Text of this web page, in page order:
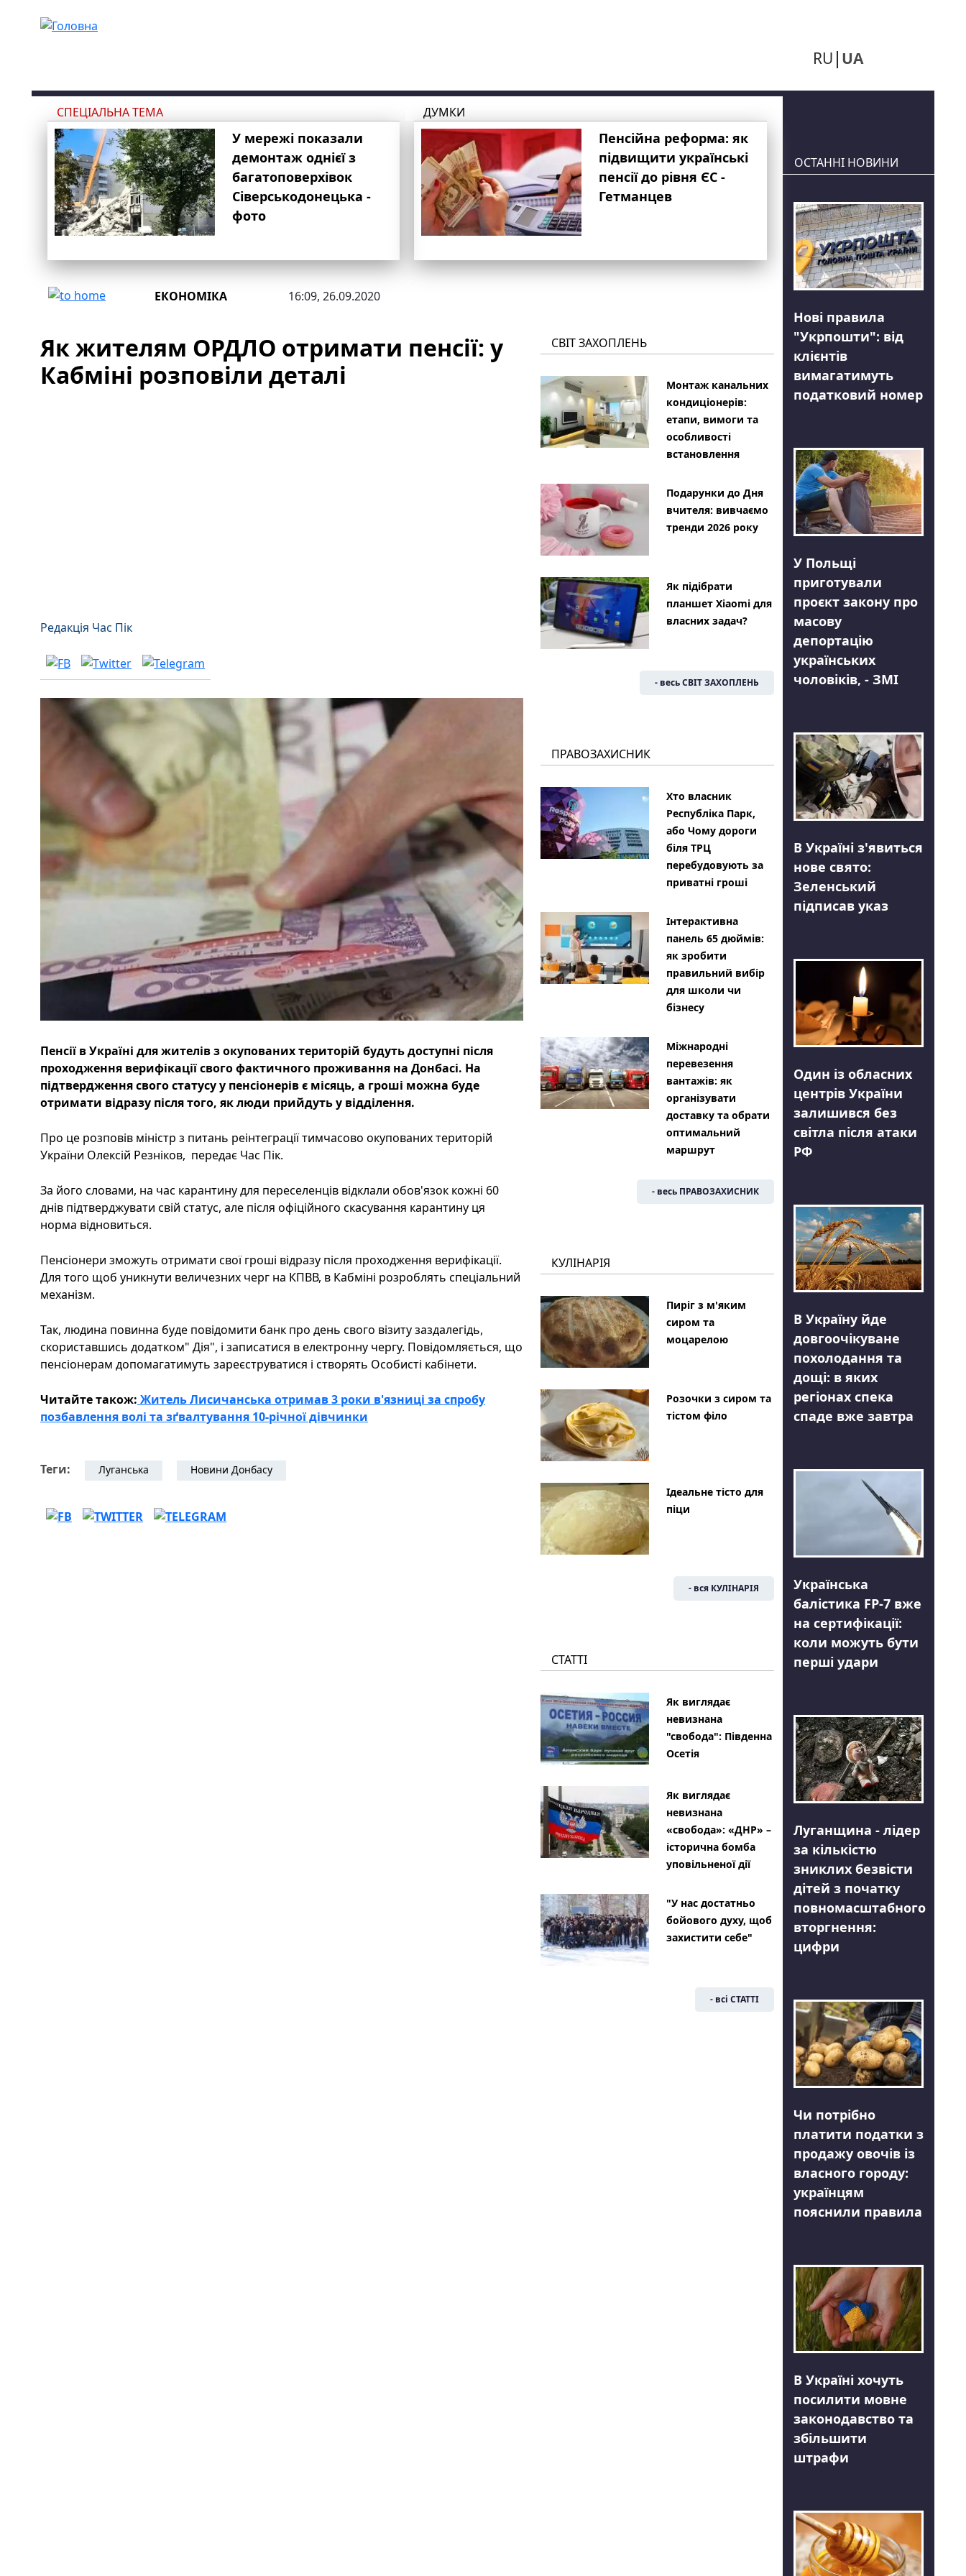
RU UA
СПЕЦІАЛЬНА ТЕМА
У мережі показали
демонтаж однієї з
багатоповерхівок
Сіверськодонецька -
фото
ДУМКИ
Пенсійна реформа: як
підвищити українські
пенсії до рівня ЄС -
Гетманцев
ЕКОНОМІКА 16:09, 26.09.2020
Як жителям ОРДЛО отримати пенсії: у
Кабміні розповіли деталі
Редакція Час Пік
Пенсії в Україні для жителів з окупованих територій будуть доступні після
проходження верифікації свого фактичного проживання на Донбасі. На
підтвердження свого статусу у пенсіонерів є місяць, а гроші можна буде
отримати відразу після того, як люди прийдуть у відділення.
Про це розповів міністр з питань реінтеграції тимчасово окупованих територій
України Олексій Резніков, передає Час Пік.
За його словами, на час карантину для переселенців відклали обов'язок кожні 60
днів підтверджувати свій статус, але після офіційного скасування карантину ця
норма відновиться.
Пенсіонери зможуть отримати свої гроші відразу після проходження верифікації.
Для того щоб уникнути величезних черг на КПВВ, в Кабміні розроблять спеціальний
механізм.
Так, людина повинна буде повідомити банк про день свого візиту заздалегідь,
скориставшись додатком" Дія", і записатися в електронну чергу. Повідомляється, що
пенсіонерам допомагатимуть зареєструватися і створять Особисті кабінети.
Читайте також: Житель Лисичанська отримав 3 роки в'язниці за спробу
позбавлення волі та зґвалтування 10-річної дівчинки
Теги: Луганська Новини Донбасу
СВІТ ЗАХОПЛЕНЬ
Монтаж канальних
кондиціонерів:
етапи, вимоги та
особливості
встановлення
Подарунки до Дня
вчителя: вивчаємо
тренди 2026 року
Як підібрати
планшет Xiaomi для
власних задач?
- весь СВІТ ЗАХОПЛЕНЬ
ПРАВОЗАХИСНИК
Хто власник
Республіка Парк,
або Чому дороги
біля ТРЦ
перебудовують за
приватні гроші
Інтерактивна
панель 65 дюймів:
як зробити
правильний вибір
для школи чи
бізнесу
Міжнародні
перевезення
вантажів: як
організувати
доставку та обрати
оптимальний
маршрут
- весь ПРАВОЗАХИСНИК
КУЛІНАРІЯ
Пиріг з м'яким
сиром та
моцарелою
Розочки з сиром та
тістом філо
Ідеальне тісто для
піци
- вся КУЛІНАРІЯ
СТАТТІ
Як виглядає
невизнана
"свобода": Південна
Осетія
Як виглядає
невизнана
«свобода»: «ДНР» –
історична бомба
уповільненої дії
"У нас достатньо
бойового духу, щоб
захистити себе"
- всі СТАТТІ
ОСТАННІ НОВИНИ
Нові правила
"Укрпошти": від
клієнтів
вимагатимуть
податковий номер
У Польщі
приготували
проєкт закону про
масову
депортацію
українських
чоловіків, - ЗМІ
В Україні з'явиться
нове свято:
Зеленський
підписав указ
Один із обласних
центрів України
залишився без
світла після атаки
РФ
В Україну йде
довгоочікуване
похолодання та
дощі: в яких
регіонах спека
спаде вже завтра
Українська
балістика FP-7 вже
на сертифікації:
коли можуть бути
перші удари
Луганщина - лідер
за кількістю
зниклих безвісти
дітей з початку
повномасштабного
вторгнення:
цифри
Чи потрібно
платити податки з
продажу овочів із
власного городу:
українцям
пояснили правила
В Україні хочуть
посилити мовне
законодавство та
збільшити
штрафи